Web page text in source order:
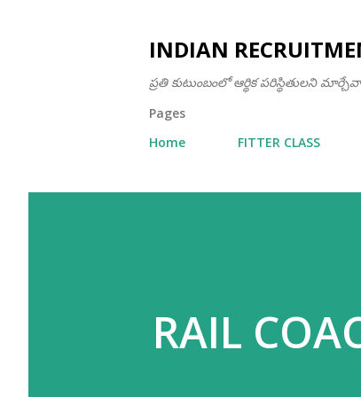
INDIAN
ప్రతి కుటుంబంలో ఆర్థిక పరిస్థితులని
Pages
Home
FITTER CLASS
RAIL